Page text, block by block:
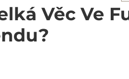
Věc Ve